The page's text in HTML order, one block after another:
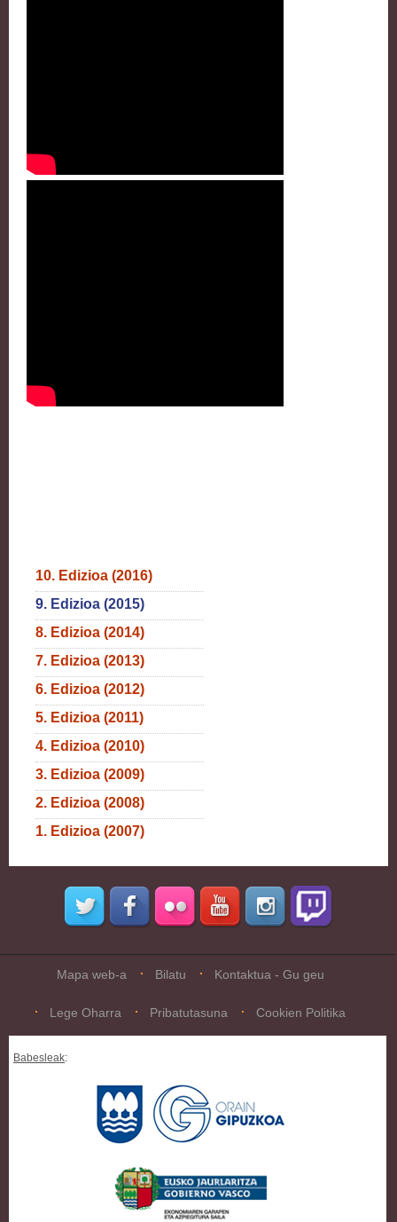
10. Edizioa (2016)
9. Edizioa (2015)
8. Edizioa (2014)
7. Edizioa (2013)
6. Edizioa (2012)
5. Edizioa (2011)
4. Edizioa (2010)
3. Edizioa (2009)
2. Edizioa (2008)
1. Edizioa (2007)
Mapa web-a Bilatu Kontaktua - Gu geu
Lege Oharra Pribatutasuna Cookien Politika
Babesleak: